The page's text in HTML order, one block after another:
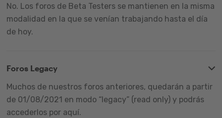
No. Los foros de Beta Testers se mantienen en la misma
modalidad en la que se venían trabajando hasta el día
de hoy.
Foros Legacy
Muchos de nuestros foros anteriores, quedarán a partir
de 01/08/2021 en modo “legacy” (read only) y podrás
accederlos por aquí.